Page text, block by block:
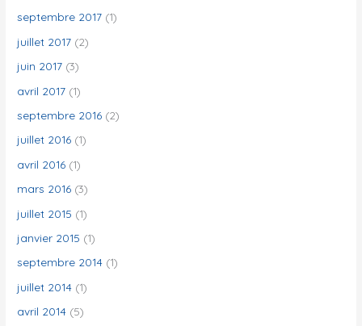
septembre 2017 (1)
juillet 2017 (2)
juin 2017 (3)
avril 2017 (1)
septembre 2016 (2)
juillet 2016 (1)
avril 2016 (1)
mars 2016 (3)
juillet 2015 (1)
janvier 2015 (1)
septembre 2014 (1)
juillet 2014 (1)
avril 2014 (5)